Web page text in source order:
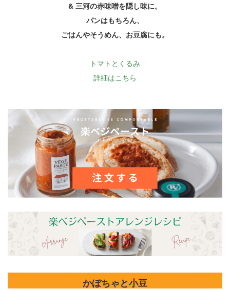
& 三河の赤味噌を隠し味に。
パンはもちろん、
ごはんやそうめん、お豆腐にも。
トマトとくるみ
詳細はこちら
かぼちゃと小豆